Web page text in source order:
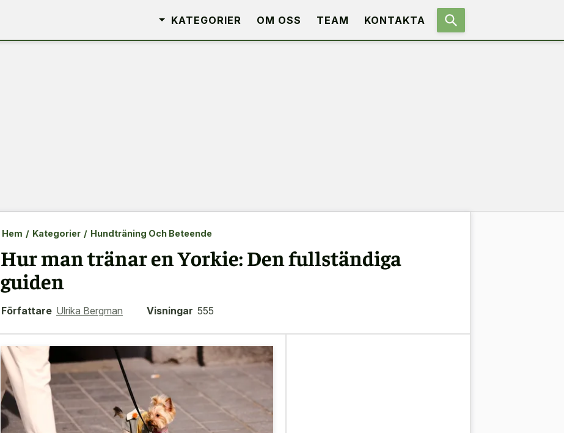
KATEGORIER OM OSS TEAM KONTAKTA
Hem / Kategorier / Hundträning Och Beteende
Hur man tränar en Yorkie: Den fullständiga
guiden
Författare Ulrika Bergman Visningar 555